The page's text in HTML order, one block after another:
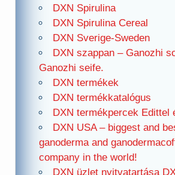
DXN Spirulina
DXN Spirulina Cereal
DXN Sverige-Sweden
DXN szappan – Ganozhi
Ganozhi seife.
DXN termékek
DXN termékkatalógus
DXN termékpercek Edittel
DXN USA – biggest and
ganoderma and
company in the world!
DXN üzlet nyitvatartása